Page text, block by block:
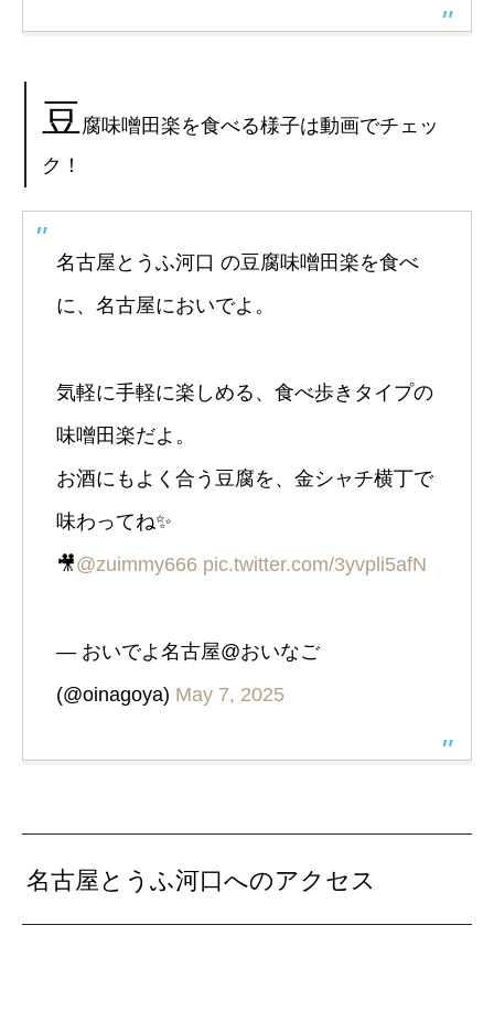
豆腐味噌田楽を食べる様子は動画でチェッ
ク！
名古屋とうふ河口 の豆腐味噌田楽を食べ
に、名古屋においでよ。
気軽に手軽に楽しめる、食べ歩きタイプの
味噌田楽だよ。
お酒にもよく合う豆腐を、金シャチ横丁で
味わってね✨️
🎥@zuimmy666 pic.twitter.com/3yvpli5afN
— おいでよ名古屋@おいなご
(@oinagoya) May 7, 2025
名古屋とうふ河口へのアクセス